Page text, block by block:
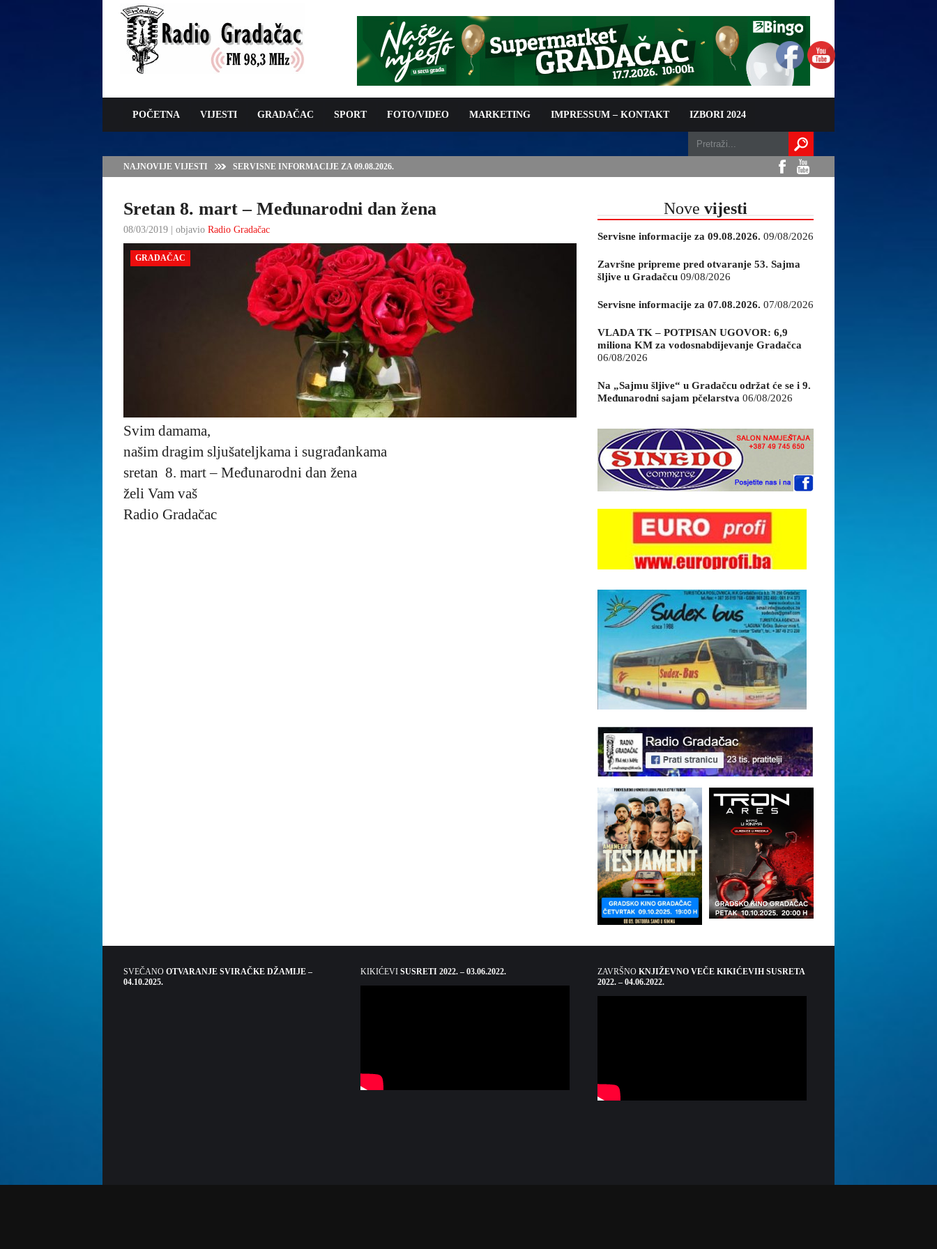
POČETNA VIJESTI GRADAČAC SPORT FOTO/VIDEO MARKETING IMPRESSUM – KONTAKT IZBORI 2024
NAJNOVIJE VIJESTI ZAVRŠNE PRIPREME PRED OTVARANJE 53. SAJMA ŠLJIVE U GRADAČCU
Sretan 8. mart – Međunarodni dan žena
08/03/2019 | objavio Radio Gradačac
GRADAČAC
Svim damama,
našim dragim sljušateljkama i sugrađankama
sretan 8. mart – Međunarodni dan žena
želi Vam vaš
Radio Gradačac
Nove vijesti
Servisne informacije za 09.08.2026. 09/08/2026
Završne pripreme pred otvaranje 53. Sajma
šljive u Gradačcu 09/08/2026
Servisne informacije za 07.08.2026. 07/08/2026
VLADA TK – POTPISAN UGOVOR: 6,9
miliona KM za vodosnabdijevanje Gradačca
06/08/2026
Na „Sajmu šljive“ u Gradačcu održat će se i 9.
Međunarodni sajam pčelarstva 06/08/2026
SVEČANO OTVARANJE SVIRAČKE DŽAMIJE –
04.10.2025.
KIKIĆEVI SUSRETI 2022. – 03.06.2022. ZAVRŠNO KNJIŽEVNO VEČE KIKIĆEVIH SUSRETA
2022. – 04.06.2022.